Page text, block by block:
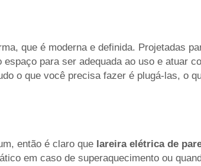
que é moderna e definida. Projetadas
para ser adequada ao uso e atuar
o que você precisa fazer é plugá-las, o
então é claro que lareira elétrica de
em caso de superaquecimento ou